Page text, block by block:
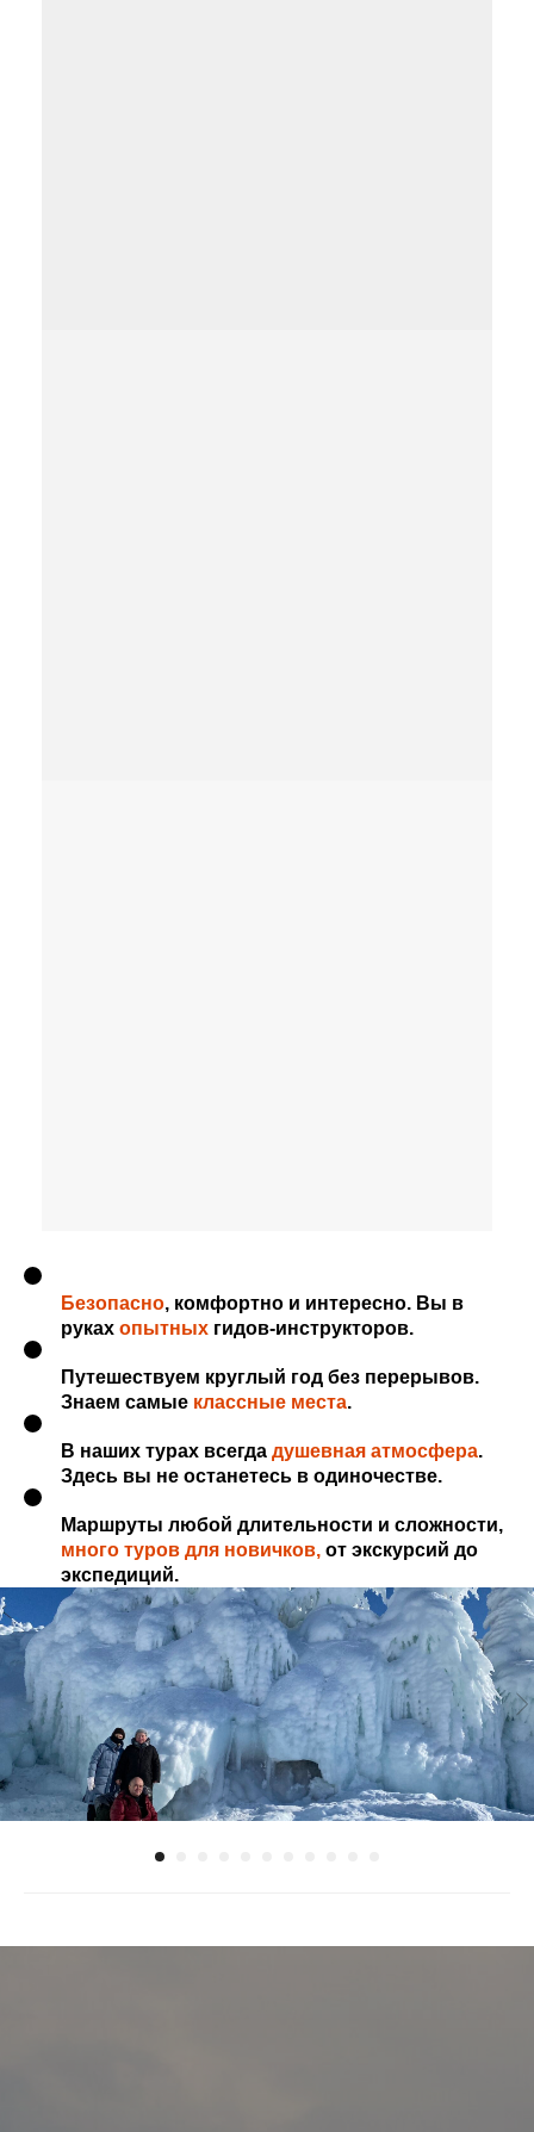
Безопасно, комфортно и интересно. Вы в
руках опытных гидов-инструкторов.
Путешествуем круглый год без перерывов.
Знаем самые классные места.
В наших турах всегда душевная атмосфера.
Здесь вы не останетесь в одиночестве.
Маршруты любой длительности и сложности,
много туров для новичков, от экскурсий до
экспедиций.